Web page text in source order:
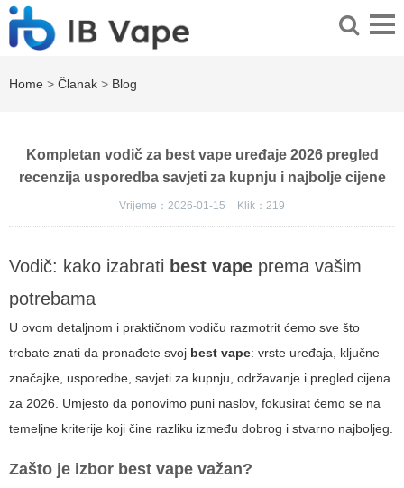
Home > Članak > Blog
Kompletan vodič za best vape uređaje 2026 pregled
recenzija usporedba savjeti za kupnju i najbolje cijene
Vrijeme：2026-01-15 Klik： 219
Vodič: kako izabrati best vape prema vašim
potrebama
U ovom detaljnom i praktičnom vodiču razmotrit ćemo sve što
trebate znati da pronađete svoj best vape: vrste uređaja, ključne
značajke, usporedbe, savjeti za kupnju, održavanje i pregled cijena
za 2026. Umjesto da ponovimo puni naslov, fokusirat ćemo se na
temeljne kriterije koji čine razliku između dobrog i stvarno najboljeg.
Zašto je izbor best vape važan?